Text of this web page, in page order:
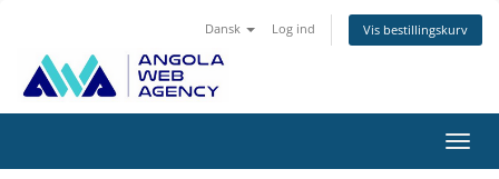
Dansk Log ind Vis bestillingskurv
Skift